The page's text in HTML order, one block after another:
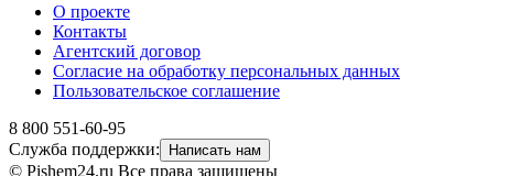
О проекте
Контакты
Агентский договор
Согласие на обработку персональных данных
Пользовательское соглашение
8 800 551-60-95
Служба поддержки:
Написать нам
© Pishem24.ru Все права защищены